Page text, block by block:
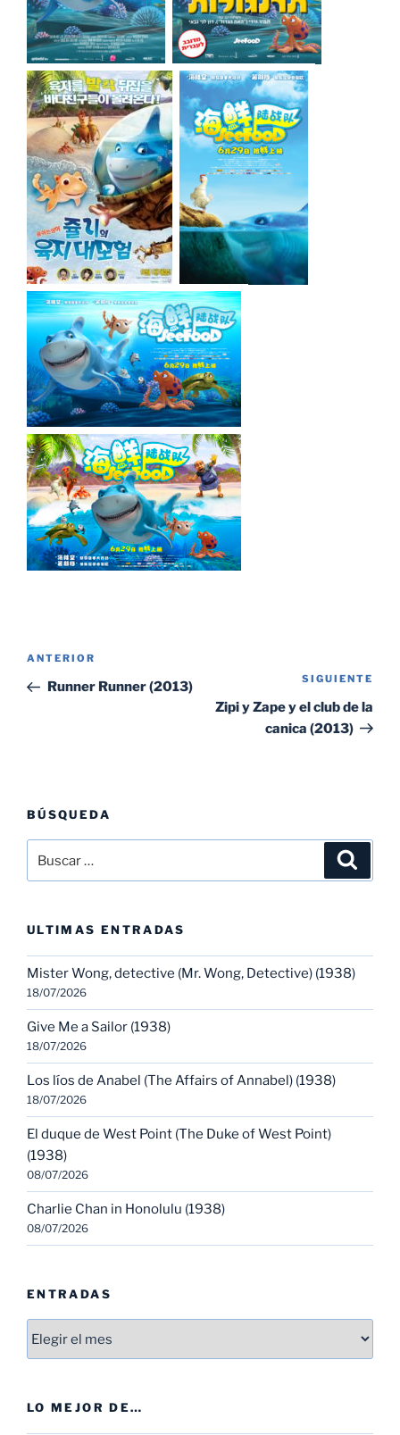
Navegación
entradas
Entrada
anterior:
ANTERIOR
Runner Runner (2013)
SIGUIENTE
Zipi y Zape y el club de la
canica (2013)
BÚSQUEDA
por:
ULTIMAS ENTRADAS
Mister Wong, detective (Mr. Wong, Detective) (1938)
18/07/2026
Give Me a Sailor (1938)
18/07/2026
Los líos de Anabel (The Affairs of Annabel) (1938)
18/07/2026
El duque de West Point (The Duke of West Point)
(1938)
08/07/2026
Charlie Chan in Honolulu (1938)
08/07/2026
ENTRADAS
LO MEJOR DE…